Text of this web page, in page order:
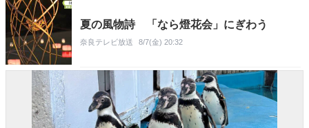
夏の風物詩 「なら燈花会」にぎわう
奈良テレビ放送 8/7(金) 20:32